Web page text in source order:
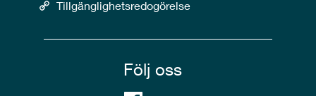
Tillgänglighetsredogörelse
Följ oss